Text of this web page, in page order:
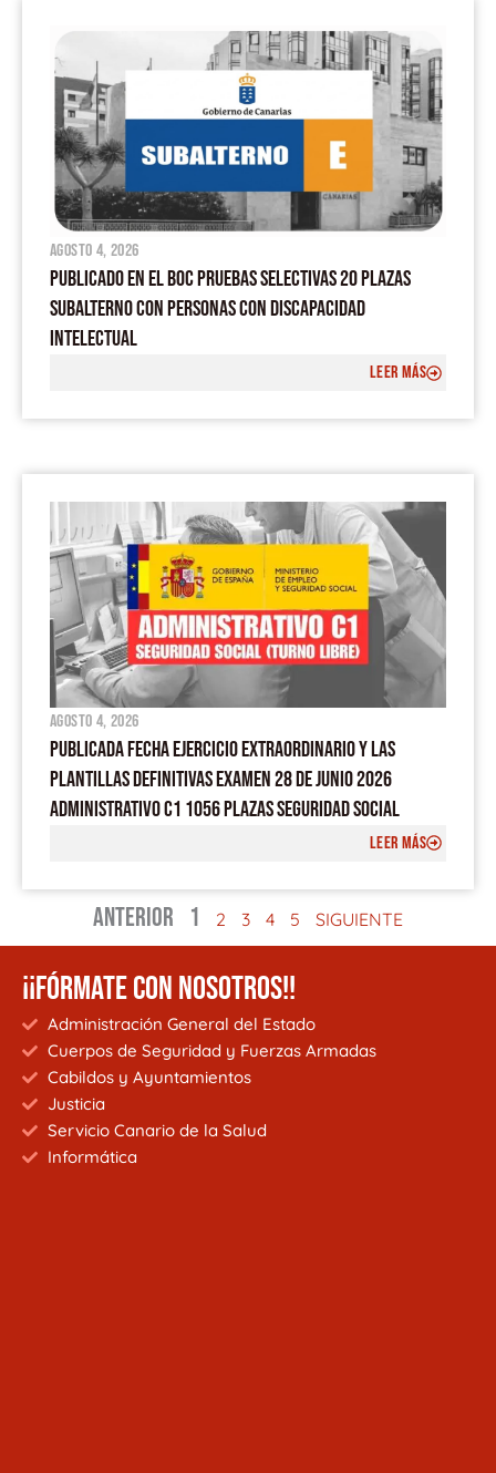
agosto 4, 2026
PUBLICADO EN EL BOC PRUEBAS SELECTIVAS 20 PLAZAS
SUBALTERNO CON PERSONAS CON DISCAPACIDAD
INTELECTUAL
LEER MÁS
agosto 4, 2026
PUBLICADA FECHA EJERCICIO EXTRAORDINARIO Y LAS
PLANTILLAS DEFINITIVAS EXAMEN 28 DE JUNIO 2026
ADMINISTRATIVO C1 1056 PLAZAS SEGURIDAD SOCIAL
LEER MÁS
ANTERIOR 1 2 3 4 5 SIGUIENTE
¡¡FÓRMATE CON NOSOTROS!!
Administración General del Estado
Cuerpos de Seguridad y Fuerzas Armadas
Cabildos y Ayuntamientos
Justicia
Servicio Canario de la Salud
Informática